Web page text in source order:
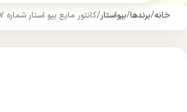
خانه برندها بیواستار کانتور مایع بیو استار شماره B307